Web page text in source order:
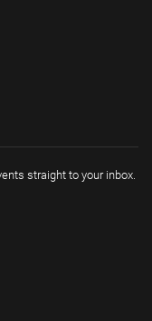
straight to your inbox.